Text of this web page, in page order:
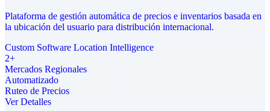
Plataforma de gestión automática de precios e inventarios basada en
la ubicación del usuario para distribución internacional.
Custom Software Location Intelligence
2+
Mercados Regionales
Automatizado
Ruteo de Precios
Ver Detalles